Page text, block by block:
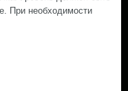
При необходимости